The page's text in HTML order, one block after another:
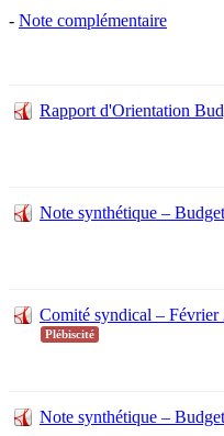
- Note complémentaire
Rapport d'Orientation
Note synthétique –
Comité syndical – Février
Plébiscité
Note synthétique –